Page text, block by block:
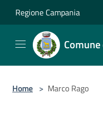
Regione Campania
Home > Marco Rago